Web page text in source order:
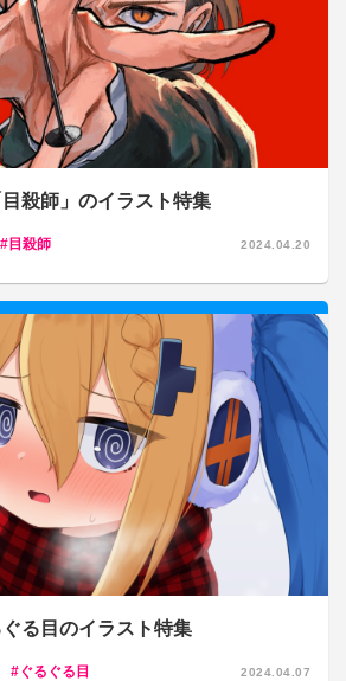
殺師」のイラスト特集
目殺師 2024.04.20
る目のイラスト特集
ぐるぐる目 2024.04.07